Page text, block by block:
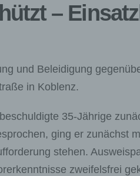
–
und Beleidigung
in Koblenz.
35-Jährige
ging er zunächst
stehen.
zweifelsfrei